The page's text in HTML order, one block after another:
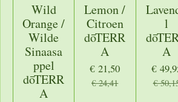
Wild
Orange /
Wilde
Sinaasa
ppel
dōTERR
A
Lemon /
Citroen
dōTERR
A
€ 21,50
€ 24,41
l
A
€
€